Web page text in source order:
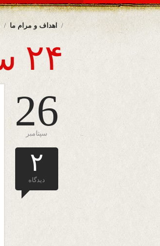
اهداف و مرام ما
۲۴ ساعت
26
سپتامبر
۲
دیدگاه